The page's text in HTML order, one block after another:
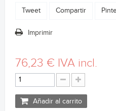
Tweet Compartir
Imprimir
76,23 € IVA incl.
Añadir al carrito